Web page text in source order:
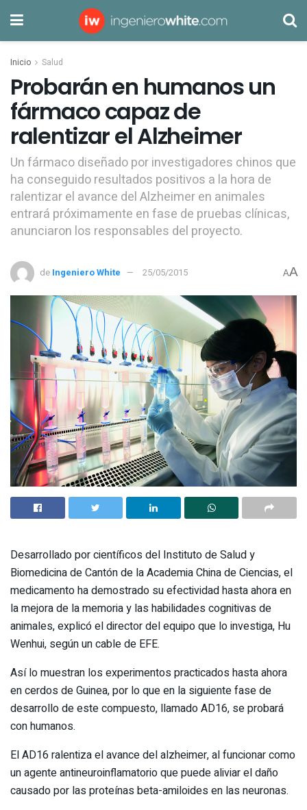
Inicio Salud
Probarán en humanos un
fármaco capaz de
ralentizar el Alzheimer
Un fármaco diseñado por investigadores chinos que
ha conseguido resultados positivos a la hora de
ralentizar el avance del Alzheimer en animales
entrará próximamente en fase de pruebas clínicas,
anunciaron los responsables del proyecto.
de Ingeniero White 25/05/2015 AA
Desarrollado por científicos del Instituto de Salud y
Biomedicina de Cantón de la Academia China de Ciencias, el
medicamento ha demostrado su efectividad hasta ahora en
la mejora de la memoria y las habilidades cognitivas de
animales, explicó el director del equipo que lo investiga, Hu
Wenhui, según un cable de EFE.
Así lo muestran los experimentos practicados hasta ahora
en cerdos de Guinea, por lo que en la siguiente fase de
desarrollo de este compuesto, llamado AD16, se probará
con humanos.
El AD16 ralentiza el avance del alzheimer, al funcionar como
un agente antineuroinflamatorio que puede aliviar el daño
causado por las proteínas beta-amiloides en las neuronas.